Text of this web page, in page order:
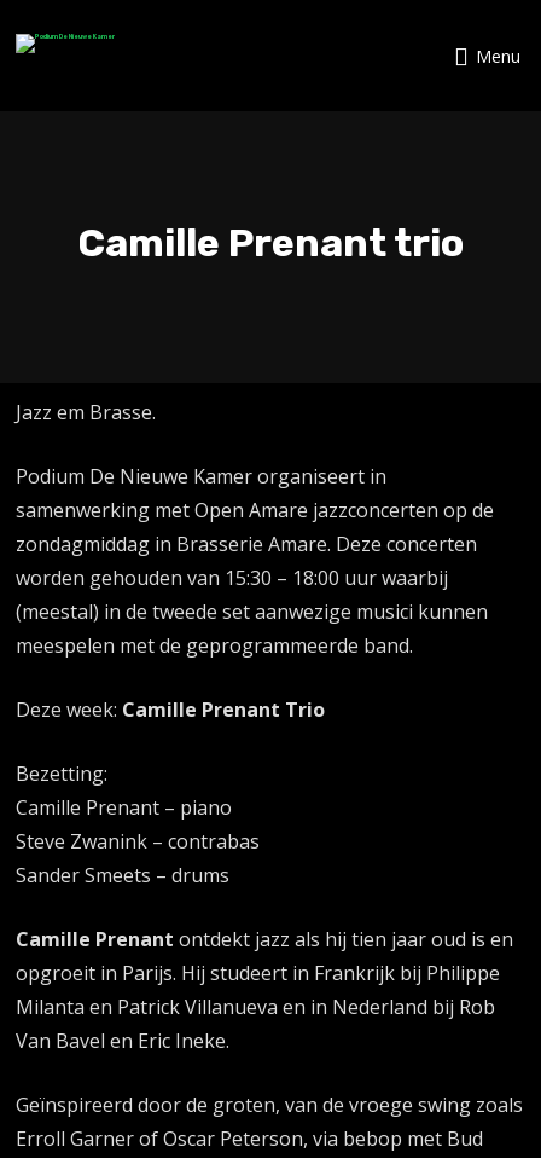
Menu
Camille Prenant trio
Jazz em Brasse.
Podium De Nieuwe Kamer organiseert in
samenwerking met Open Amare jazzconcerten op de
zondagmiddag in Brasserie Amare. Deze concerten
worden gehouden van 15:30 – 18:00 uur waarbij
(meestal) in de tweede set aanwezige musici kunnen
meespelen met de geprogrammeerde band.
Deze week: Camille Prenant Trio
Bezetting:
Camille Prenant – piano
Steve Zwanink – contrabas
Sander Smeets – drums
Camille Prenant ontdekt jazz als hij tien jaar oud is en
opgroeit in Parijs. Hij studeert in Frankrijk bij Philippe
Milanta en Patrick Villanueva en in Nederland bij Rob
Van Bavel en Eric Ineke.
Geïnspireerd door de groten, van de vroege swing zoals
Erroll Garner of Oscar Peterson, via bebop met Bud